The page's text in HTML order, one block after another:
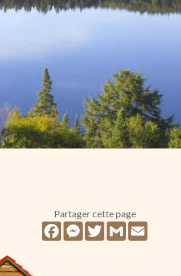
Partager cette page
FacebookMessenger
TwitterGmail